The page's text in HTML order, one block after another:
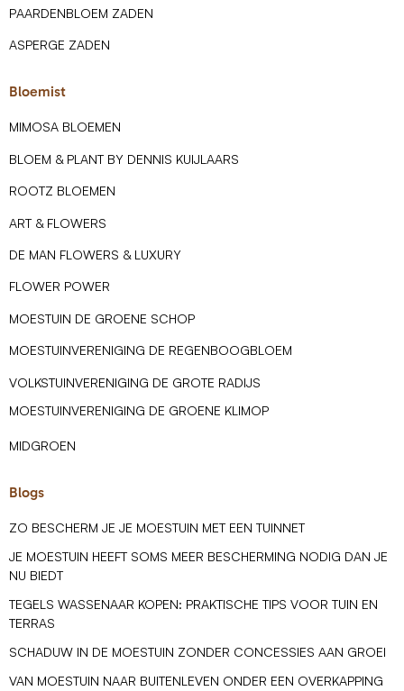
PAARDENBLOEM ZADEN
ASPERGE ZADEN
Bloemist
MIMOSA BLOEMEN
BLOEM & PLANT BY DENNIS KUIJLAARS
ROOTZ BLOEMEN
ART & FLOWERS
DE MAN FLOWERS & LUXURY
FLOWER POWER
MOESTUIN DE GROENE SCHOP
MOESTUINVERENIGING DE REGENBOOGBLOEM
VOLKSTUINVERENIGING DE GROTE RADIJS
MOESTUINVERENIGING DE GROENE KLIMOP
MIDGROEN
Blogs
ZO BESCHERM JE JE MOESTUIN MET EEN TUINNET
JE MOESTUIN HEEFT SOMS MEER BESCHERMING NODIG DAN JE
NU BIEDT
TEGELS WASSENAAR KOPEN: PRAKTISCHE TIPS VOOR TUIN EN
TERRAS
SCHADUW IN DE MOESTUIN ZONDER CONCESSIES AAN GROEI
VAN MOESTUIN NAAR BUITENLEVEN ONDER EEN OVERKAPPING